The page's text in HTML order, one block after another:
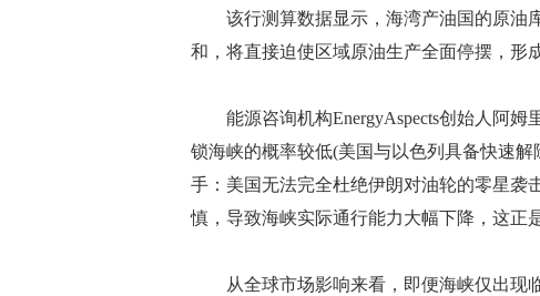
该行测算数据显示，海湾产油国的原油
和，将直接迫使区域原油生产全面停摆，形
能源咨询机构EnergyAspects创始人阿姆
锁海峡的概率较低(美国与以色列具备快速
手：美国无法完全杜绝伊朗对油轮的零星袭
慎，导致海峡实际通行能力大幅下降，这正
从全球市场影响来看，即便海峡仅出现